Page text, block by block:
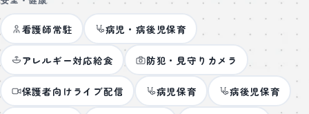
看護師常駐 病児・病後児保育
アレルギー対応給食 防犯・見守りカメラ
保護者向けライブ配信 病児保育 病後児保育